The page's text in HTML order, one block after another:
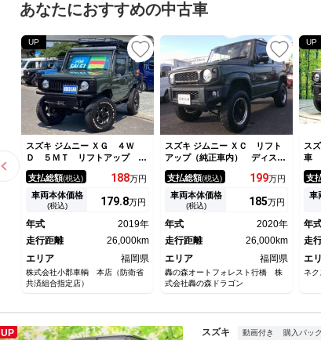
あなたにおすすめの中古車
UP
スズキ ジムニー ＸＧ ４Ｗ
Ｄ ５ＭＴ リフトアップ ８
インチＳＤナビ ヒッチメン
バ フロントガード ブリッツ
サイドガード ヒッチカーゴ
Ｂｌｕｅｔｏｏｔｈ ＬＥＤル
外マフラー 電動ウィンチ記録
簿
支払総額(税込) 188万円
車両本体価格
(税込) 179.8万円
年式
2019年
走行距離
26,000km
エリア
福岡県
株式会社小郡車輌 本店（防衛省
共済組合指定店）
スズキ ジムニー ＸＣ リフト
アップ（純正車内） ディスプ
レイオーディオ ＢＴ シート
ヒーター オートＬＥＤヘッド
ドラレコ ＥＴＣ ＲＡＹＳ１
６インチＡＷ クルーズコント
支払総額(税込) 199万円
車両本体価格
(税込) 185万円
年式
2020年
走行距離
26,000km
エリア
福岡県
轟の森オートフォレスト行橋 株
式会社轟の森ドラゴン
UP
ス
車
軽
ー
ー
オ
コン
支
車
年
走
エ
ネ
UP スズキ 動画付き 購入パッ